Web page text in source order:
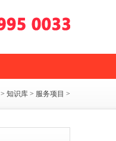
> 知识库 > 服务项目 >